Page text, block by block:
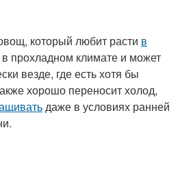
который любит расти в
прохладном климате и может
везде, где есть хотя бы
хорошо переносит холод,
даже в условиях ранней